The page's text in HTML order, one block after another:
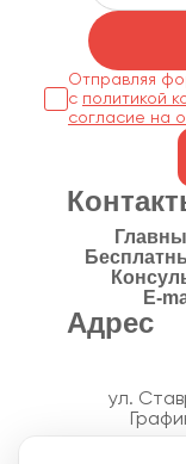
Отправляя
с политикой
согласие на
E-
Адрес
ул.